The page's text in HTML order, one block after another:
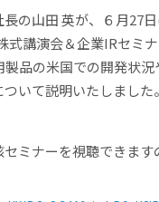
の山田 英が、６月27
式講演会＆企業IRセミ
製品の米国での開発状
いて説明いたしました。
ミナーを視聴できます